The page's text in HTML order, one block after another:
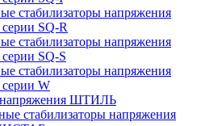
стабилизаторы напряжения
SQ-R
стабилизаторы напряжения
SQ-S
стабилизаторы напряжения
W
напряжения ШТИЛЬ
стабилизаторы напряжения